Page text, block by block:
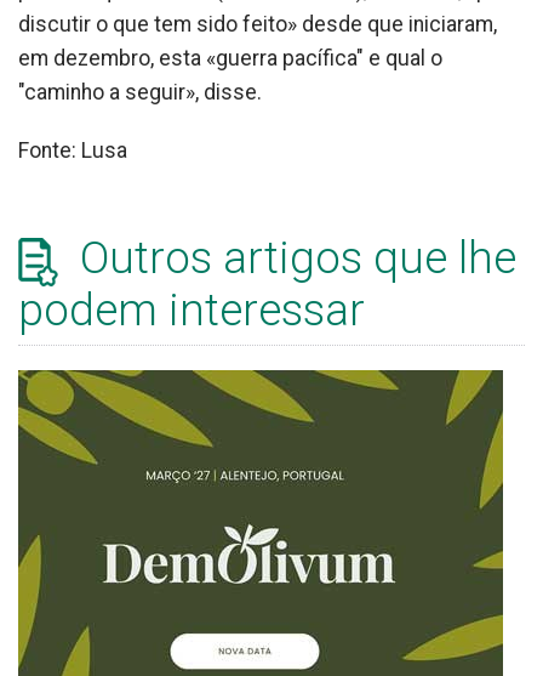
discutir o que tem sido feito» desde que iniciaram,
em dezembro, esta «guerra pacífica" e qual o
"caminho a seguir», disse.
Fonte: Lusa
Outros artigos que lhe
podem interessar